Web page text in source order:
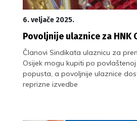
6. veljače 2025.
Povoljnije ulaznice za HNK
Članovi Sindikata ulaznicu za
Osijek mogu kupiti po
popusta, a povoljnije ulaznice
reprizne izvedbe